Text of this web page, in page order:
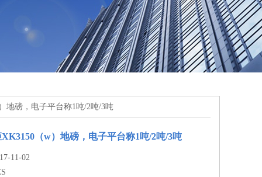
地磅，电子平台称1吨/2吨/3吨
（w）地磅，电子平台称1吨/2吨/3吨
11-02